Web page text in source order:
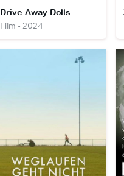
Drive-Away Dolls
Film • 2024